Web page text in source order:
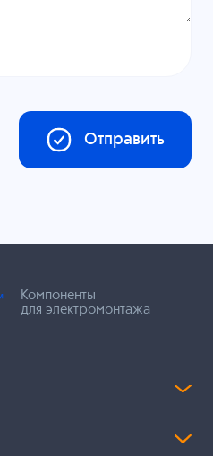
Отправить
Компоненты
для электромонтажа